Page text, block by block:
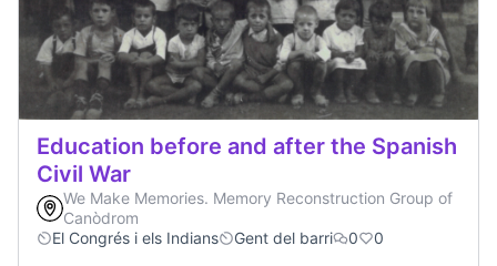
Education before and after the Spanish
Civil War
We Make Memories. Memory Reconstruction Group of
Canòdrom
El Congrés i els Indians
Gent del barri 0 0